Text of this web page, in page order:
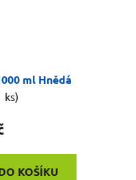
ml Hnědá
ks)
KOŠÍKU